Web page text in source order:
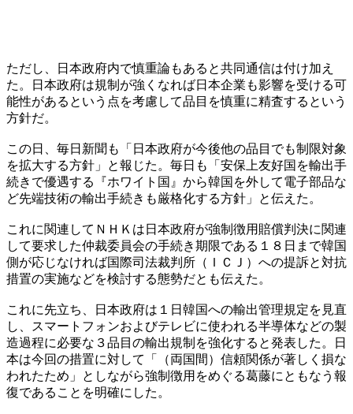
ただし、日本政府内で慎重論もあると共同通信は付け加え
た。日本政府は規制が強くなれば日本企業も影響を受ける可
能性があるという点を考慮して品目を慎重に精査するという
方針だ。
この日、毎日新聞も「日本政府が今後他の品目でも制限対象
を拡大する方針」と報じた。毎日も「安保上友好国を輸出手
続きで優遇する『ホワイト国』から韓国を外して電子部品な
ど先端技術の輸出手続きも厳格化する方針」と伝えた。
これに関連してＮＨＫは日本政府が強制徴用賠償判決に関連
して要求した仲裁委員会の手続き期限である１８日まで韓国
側が応じなければ国際司法裁判所（ＩＣＪ）への提訴と対抗
措置の実施などを検討する態勢だとも伝えた。
これに先立ち、日本政府は１日韓国への輸出管理規定を見直
し、スマートフォンおよびテレビに使われる半導体などの製
造過程に必要な３品目の輸出規制を強化すると発表した。日
本は今回の措置に対して「（両国間）信頼関係が著しく損な
われたため」としながら強制徴用をめぐる葛藤にともなう報
復であることを明確にした。